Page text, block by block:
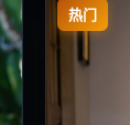
热门